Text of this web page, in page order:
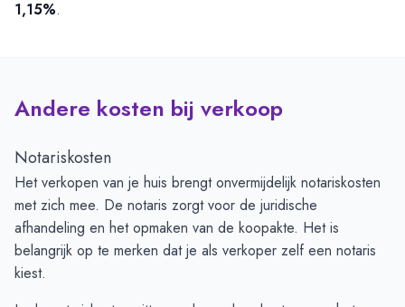
1,15%.
Andere kosten bij verkoop
Notariskosten
Het verkopen van je huis brengt onvermijdelijk notariskosten
met zich mee. De notaris zorgt voor de juridische
afhandeling en het opmaken van de koopakte. Het is
belangrijk op te merken dat je als verkoper zelf een notaris
kiest.